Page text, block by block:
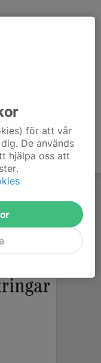
för att vår
De används
hjälpa oss att